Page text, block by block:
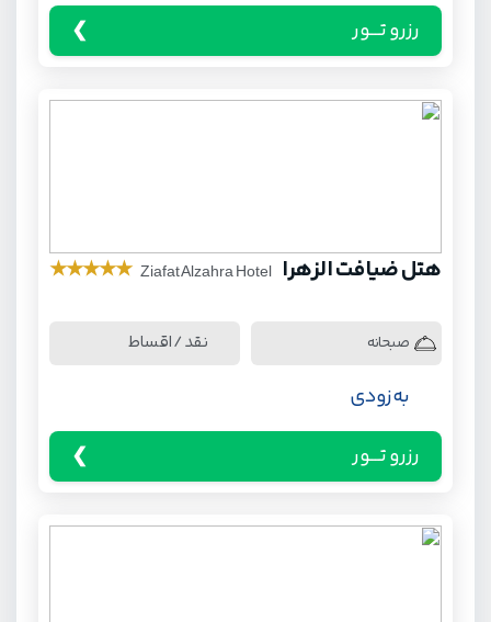
رزرو تـــور
هتل ضیافت الزهرا Ziafat Alzahra Hotel
★
★
★
★
★
صبحانه نقد / اقساط
به زودی
رزرو تـــور